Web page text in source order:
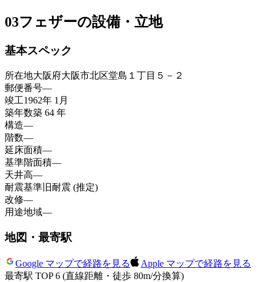
03フェザーの設備・立地
基本スペック
所在地大阪府大阪市北区堂島１丁目５－２
郵便番号—
竣工1962年 1月
築年数築 64 年
構造—
階数—
延床面積—
基準階面積—
天井高—
耐震基準 旧耐震 (推定)
改修—
用途地域—
地図・最寄駅
Google マップで経路を見る
Apple マップで経路を見る
最寄駅 TOP 6 (直線距離・徒歩 80m/分換算)